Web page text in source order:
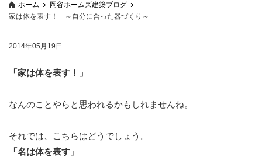
ホーム
岡谷ホームズ建築ブログ
家は体を表す！ ～自分に合った器づくり～
2014年05月19日
「家は体を表す！」
なんのことやらと思われるかもしれませんね。
それでは、こちらはどうでしょう。
「名は体を表す」